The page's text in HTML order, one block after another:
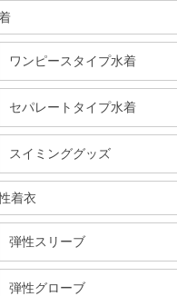
ワンピースタイプ水着
セパレートタイプ水着
スイミンググッズ
着衣
弾性スリーブ
弾性グローブ